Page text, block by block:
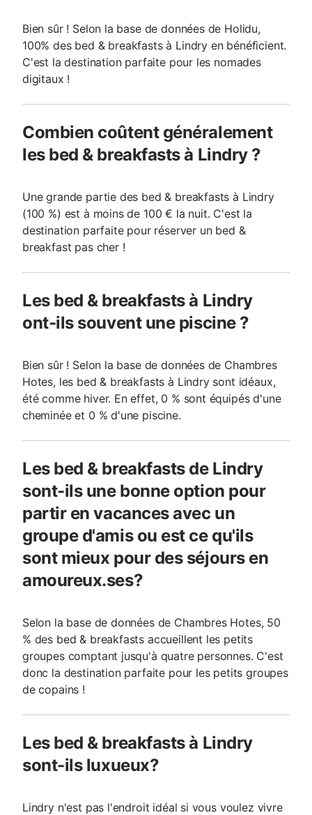
Bien sûr ! Selon la base de données de Holidu,
100% des bed & breakfasts à Lindry en bénéficient.
C'est la destination parfaite pour les nomades
digitaux !
Combien coûtent généralement
les bed & breakfasts à Lindry ?
Une grande partie des bed & breakfasts à Lindry
(100 %) est à moins de 100 € la nuit. C'est la
destination parfaite pour réserver un bed &
breakfast pas cher !
Les bed & breakfasts à Lindry
ont-ils souvent une piscine ?
Bien sûr ! Selon la base de données de Chambres
Hotes, les bed & breakfasts à Lindry sont idéaux,
été comme hiver. En effet, 0 % sont équipés d'une
cheminée et 0 % d'une piscine.
Les bed & breakfasts de Lindry
sont-ils une bonne option pour
partir en vacances avec un
groupe d'amis ou est ce qu'ils
sont mieux pour des séjours en
amoureux.ses?
Selon la base de données de Chambres Hotes, 50
% des bed & breakfasts accueillent les petits
groupes comptant jusqu'à quatre personnes. C'est
donc la destination parfaite pour les petits groupes
de copains !
Les bed & breakfasts à Lindry
sont-ils luxueux?
Lindry n'est pas l'endroit idéal si vous voulez vivre